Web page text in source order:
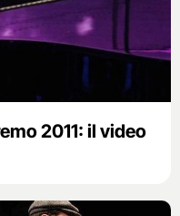
2011: il video